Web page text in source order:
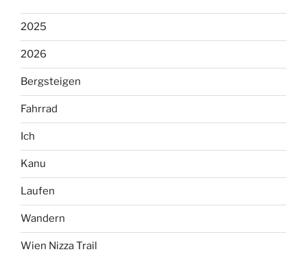
2025
2026
Bergsteigen
Fahrrad
Ich
Kanu
Laufen
Wandern
Wien Nizza Trail